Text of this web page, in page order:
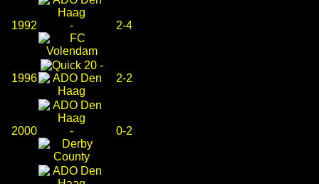
1992 - 2-4
1996
-
2-2
2000 - 0-2